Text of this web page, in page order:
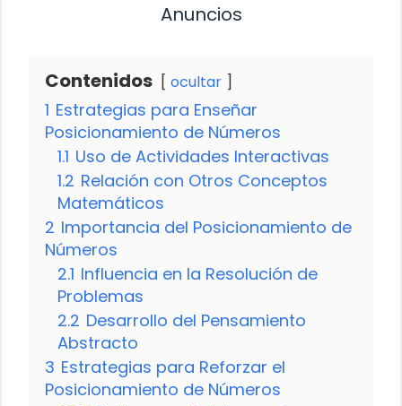
Anuncios
Contenidos ocultar
1 Estrategias para Enseñar
Posicionamiento de Números
1.1 Uso de Actividades Interactivas
1.2 Relación con Otros Conceptos
Matemáticos
2 Importancia del Posicionamiento de
Números
2.1 Influencia en la Resolución de
Problemas
2.2 Desarrollo del Pensamiento
Abstracto
3 Estrategias para Reforzar el
Posicionamiento de Números